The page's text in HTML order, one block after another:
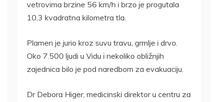
vetrovima brzine 56 km/h i brzo je progutala
10,3 kvadratna kilometra tla.
Plamen je jurio kroz suvu travu, grmlje i drvo.
Oko 7.500 ljudi u Vidu i nekoliko obližnjih
zajednica bilo je pod naredbom za evakuaciju.
Dr Debora Higer, medicinski direktor u centru za